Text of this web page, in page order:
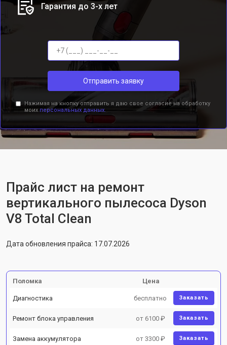
Гарантия до 3-х лет
Отправить заявку
Нажимая на кнопку отправить я даю свое согласие на обработку
моих персональных данных.
Прайс лист на ремонт
вертикального пылесоса Dyson
V8 Total Clean
Дата обновления прайса: 17.07.2026
Поломка Цена
Диагностика бесплатно Заказать
Ремонт блока управления от 6100 ₽ Заказать
Замена аккумулятора от 3300 ₽ Заказать